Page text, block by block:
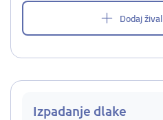
Dodaj žival
Izpadanje dlake